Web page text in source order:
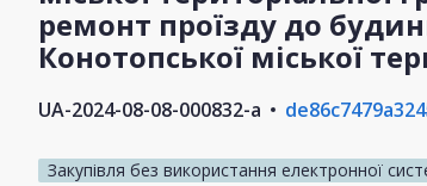
ремонт проїзду до
Конотопської міської
UA-2024-08-08-000832-a
Закупівля без використання електронної